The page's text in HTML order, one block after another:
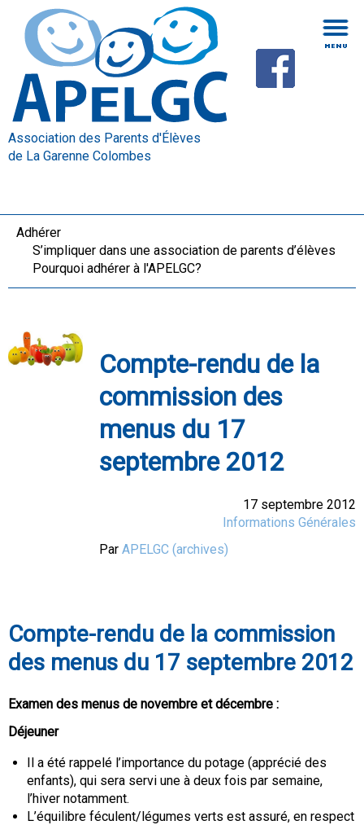
Association des Parents d'Élèves
de La Garenne Colombes
Adhérer
S’impliquer dans une association de parents d’élèves
Pourquoi adhérer à l'APELGC?
Compte-rendu de la
commission des
menus du 17
septembre 2012
17 septembre 2012
Informations Générales
Par APELGC (archives)
Compte-rendu de la commission
des menus du 17 septembre 2012
Examen des menus de novembre et décembre :
Déjeuner
Il a été rappelé l’importance du potage (apprécié des
enfants), qui sera servi une à deux fois par semaine,
l’hiver notamment.
L’équilibre féculent/légumes verts est assuré, en respect